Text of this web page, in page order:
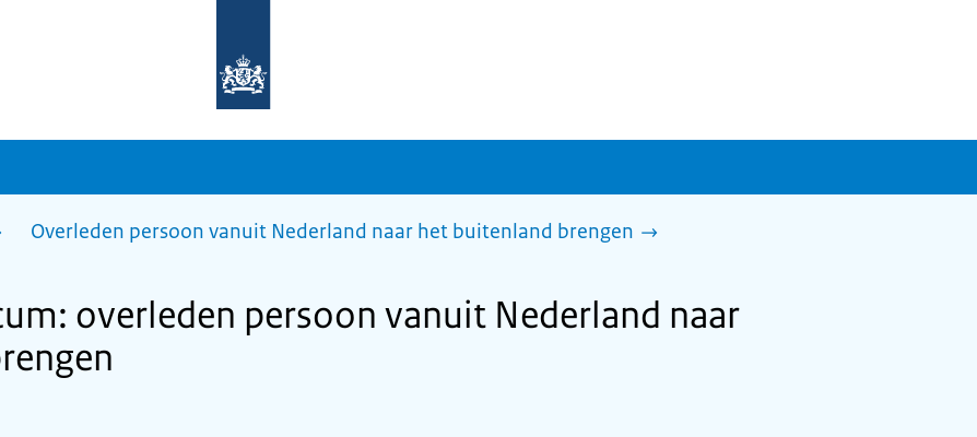
homepage
sdg.rijksoverheid.nl
Overleden persoon vanuit Nederland naar het buitenland brengen
overleden persoon vanuit Nederland naar